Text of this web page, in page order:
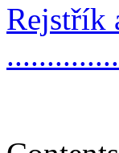
Rejstřík